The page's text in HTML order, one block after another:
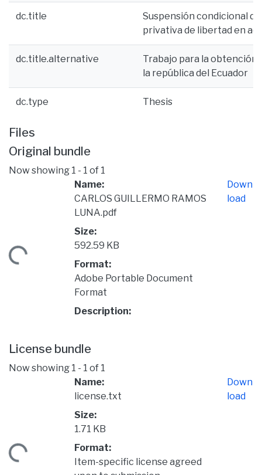
dc.title
Suspensión condicional
privativa de libertad en
dc.title.alternative
Trabajo para la obtención
la república del Ecuador
dc.type Thesis
Files
Original bundle
Now showing 1 - 1 of 1
Name:
CARLOS GUILLERMO RAMOS
LUNA.pdf
Size:
592.59 KB
Format:
Adobe Portable Document
Format
Description:
Down
load
License bundle
Now showing 1 - 1 of 1
Name:
license.txt
Size:
1.71 KB
Format:
Item-specific license agreed
Down
load